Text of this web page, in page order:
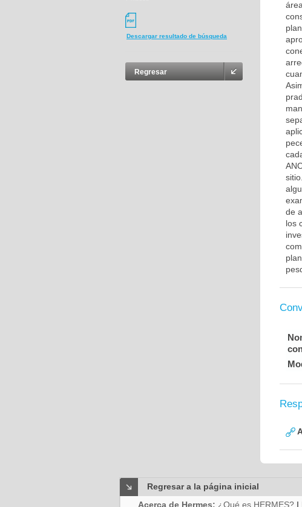
Descargar resultado de búsqueda
Regresar
de
los
Regresar a la página inicial
Acerca de Hermes: ¿Qué es HERMES? |